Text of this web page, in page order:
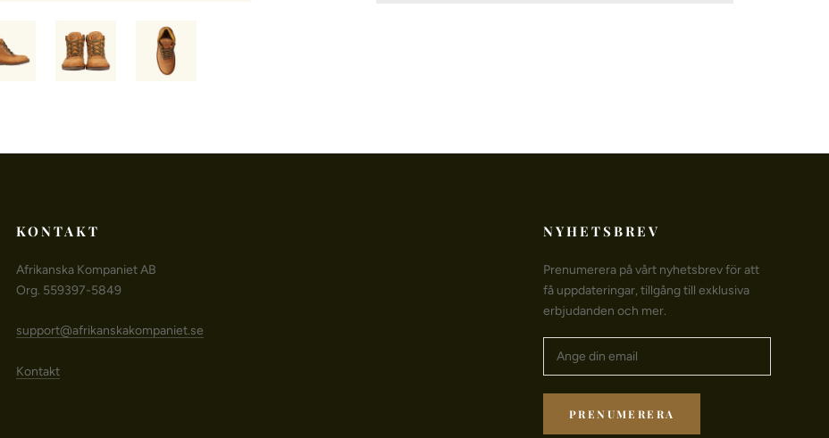
KONTAKT
Afrikanska Kompaniet AB
Org. 559397-5849
support@afrikanskakompaniet.se
Kontakt
NYHETSBREV
Prenumerera på vårt nyhetsbrev för att
få uppdateringar, tillgång till exklusiva
erbjudanden och mer.
PRENUMERERA